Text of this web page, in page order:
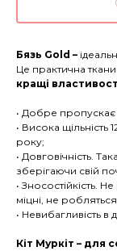
Бязь Gold –
Це практична
кращі
• Добре пропускає
• Висока
року;
• Довговічність.
зберігаючи свій
• Зносостійкість.
міцні, не
• Невибагливість в
Кіт Муркіт – для